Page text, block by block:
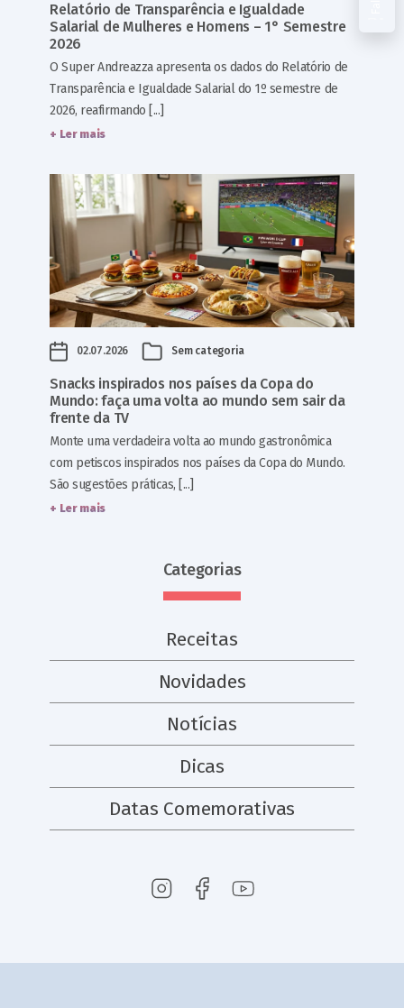
Relatório de Transparência e Igualdade
Salarial de Mulheres e Homens – 1° Semestre
2026
O Super Andreazza apresenta os dados do Relatório de
Transparência e Igualdade Salarial do 1º semestre de
2026, reafirmando [...]
+ Ler mais
02.07.2026 Sem categoria
Snacks inspirados nos países da Copa do
Mundo: faça uma volta ao mundo sem sair da
frente da TV
Monte uma verdadeira volta ao mundo gastronômica
com petiscos inspirados nos países da Copa do Mundo.
São sugestões práticas, [...]
+ Ler mais
Categorias
Receitas
Novidades
Notícias
Dicas
Datas Comemorativas